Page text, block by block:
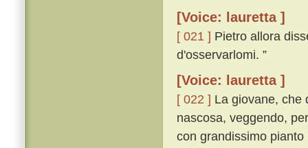
[Voice: lauretta ]
[ 021 ] Pietro allora
d'osservarlomi. ”
[Voice: lauretta ]
[ 022 ] La giovane, che
nascosa, veggendo,
con grandissimo